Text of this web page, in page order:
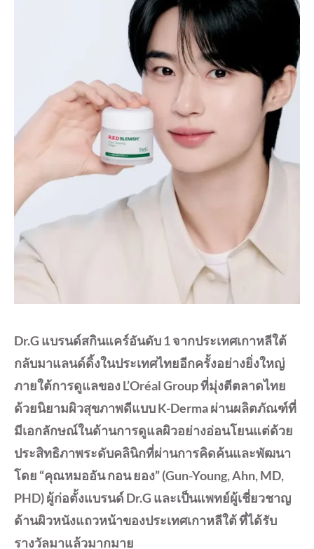
Dr.G แบรนด์สกินแคร์อันดับ 1 จากประเทศเกาหลีใต้
กลับมาแลนด์ดิ้งในประเทศไทยอีกครั้งอย่างยิ่งใหญ่
ภายใต้การดูแลของ L’Oréal Group ที่มุ่งตีตลาดไทย
ด้วยนิยามผิวสุขภาพดีแบบ K-Derma ผ่านผลิตภัณฑ์ที่
มีเอกลักษณ์ในด้านการดูแลผิวอย่างอ่อนโยนแต่ด้วย
ประสิทธิภาพระดับคลินิกที่ผ่านการคิดค้นและพัฒนา
โดย “คุณหมออัน กอน ยอง” (Gun-Young, Ahn, MD,
PHD) ผู้ก่อตั้งแบรนด์ Dr.G และเป็นแพทย์ผู้เชี่ยวชาญ
ด้านผิวหนังแถวหน้าของประเทศเกาหลีใต้ ที่ได้รับ
รางวัลมาแล้วมากมาย